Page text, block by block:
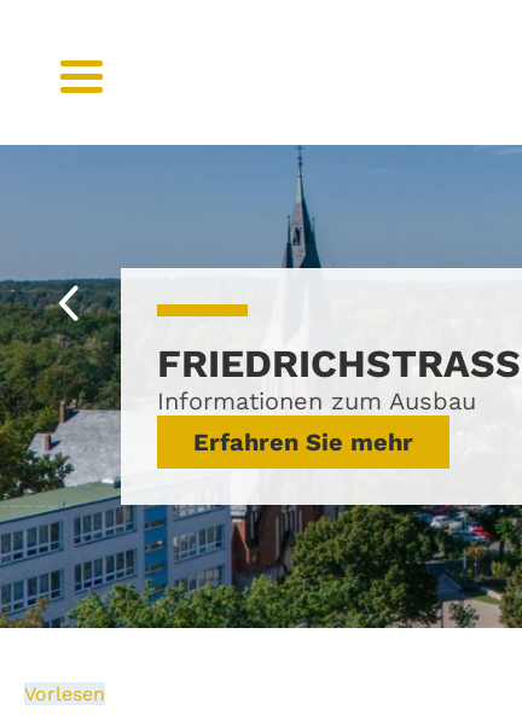
FRIEDRICHSTRASSE
Informationen zum Ausbau
Erfahren Sie mehr
Vorlesen